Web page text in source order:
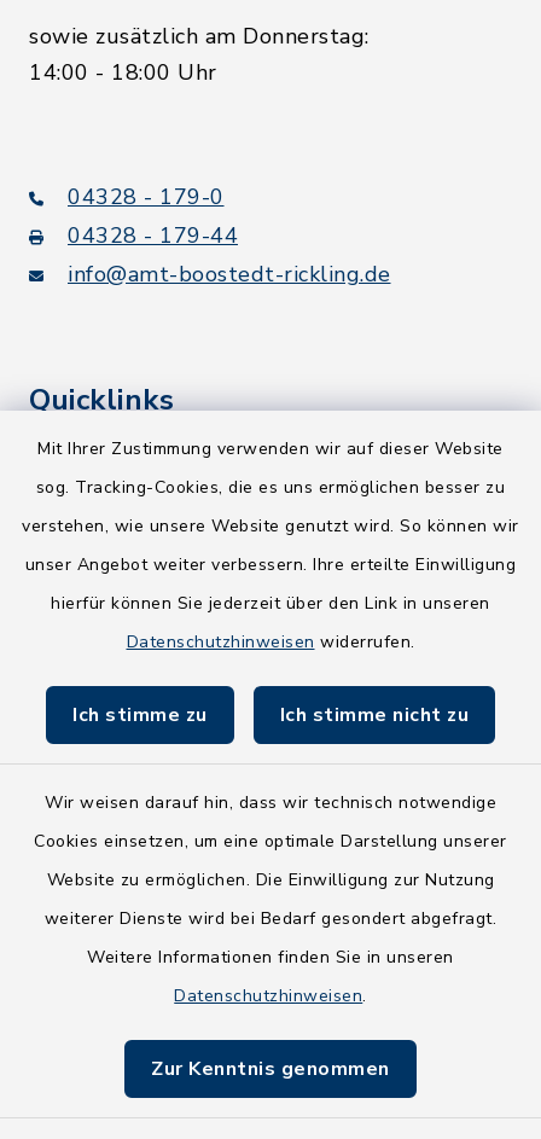
Mit Ihrer Zustimmung verwenden wir auf dieser Website
sog. Tracking-Cookies, die es uns ermöglichen besser zu
verstehen, wie unsere Website genutzt wird. So können wir
unser Angebot weiter verbessern. Ihre erteilte Einwilligung
hierfür können Sie jederzeit über den Link in unseren
Datenschutzhinweisen widerrufen.
Ich stimme zu Ich stimme nicht zu
Wir weisen darauf hin, dass wir technisch notwendige
Cookies einsetzen, um eine optimale Darstellung unserer
Website zu ermöglichen. Die Einwilligung zur Nutzung
weiterer Dienste wird bei Bedarf gesondert abgefragt.
Weitere Informationen finden Sie in unseren
Datenschutzhinweisen.
Zur Kenntnis genommen
sowie zusätzlich am Donnerstag:
14:00 - 18:00 Uhr
04328 - 179-0
04328 - 179-44
info@amt-boostedt-rickling.de
Quicklinks
Kreis Segeberg
NEU! Amtsbroschüre 2026
Holsteiner Auenland
Fundbüro
Barrierefreiheit
Impressum